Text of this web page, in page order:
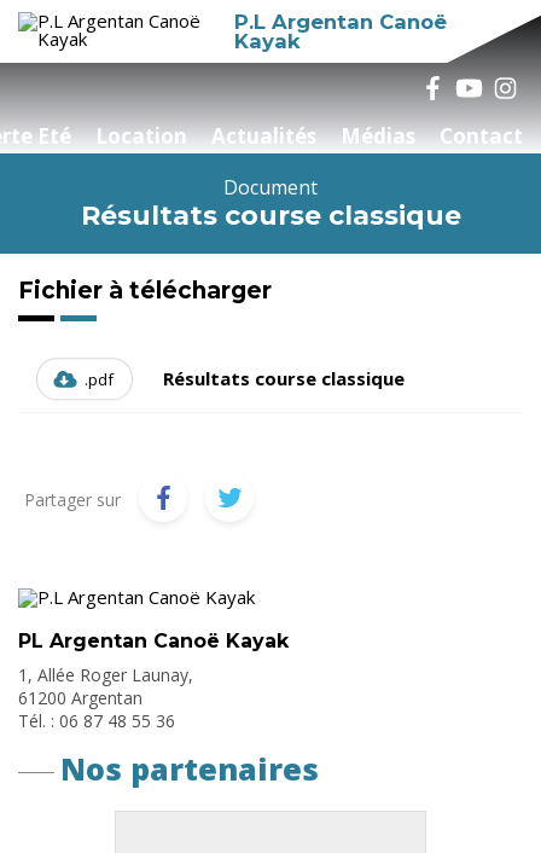
P.L Argentan Canoë
Kayak
Eté Location Actualités Médias Contact
Document
Résultats course classique
Fichier à télécharger
Résultats course classique
.pdf
Partager sur
PL Argentan Canoë Kayak
1, Allée Roger Launay,
61200 Argentan
Tél. : 06 87 48 55 36
Nos partenaires